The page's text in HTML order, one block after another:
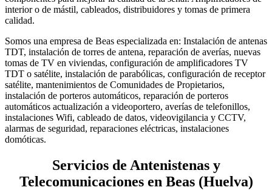
interior o de mástil, cableados, distribuidores y tomas de primera
calidad.
Somos una empresa de Beas especializada en: Instalación de antenas
TDT, instalación de torres de antena, reparación de averías, nuevas
tomas de TV en viviendas, configuración de amplificadores TV
TDT o satélite, instalación de parabólicas, configuración de receptor
satélite, mantenimientos de Comunidades de Propietarios,
instalación de porteros automáticos, reparación de porteros
automáticos actualización a videoportero, averías de telefonillos,
instalaciones Wifi, cableado de datos, videovigilancia y CCTV,
alarmas de seguridad, reparaciones eléctricas, instalaciones
domóticas.
Servicios de Antenistenas y
Telecomunicaciones en Beas (Huelva)